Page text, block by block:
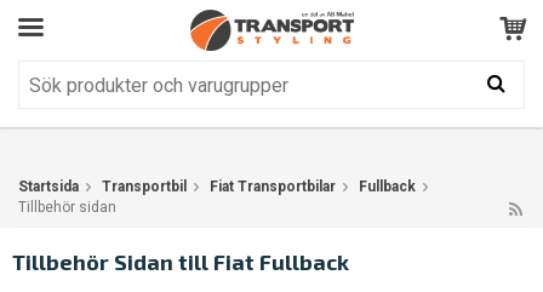
Kundservice
Startsida Transportbil Fiat Transportbilar
Fullback
Tillbehör sidan
Tillbehör Sidan till Fiat Fullback